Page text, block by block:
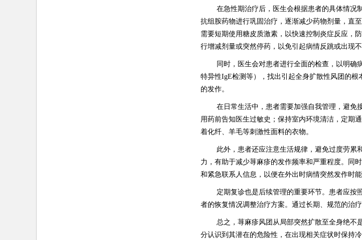
在急性期治疗后，医生会根据患者的具体情况
抗组胺药物进行巩固治疗，逐渐减少药物剂量，直
需要短期使用糖皮质激素，以快速控制炎症反应，
行增减剂量或突然停药，以免引起病情反跳或出现不
同时，医生会对患者进行全面的检查，以明
特异性IgE检测等），找出引起全身扩散性风团的
的发作。
在日常生活中，患者需要加强自我管理，避免
用药前告知医生过敏史；保持室内环境清洁，定期
着化纤、羊毛等刺激性面料的衣物。
此外，患者还应注意生活规律，避免过度劳累
力，有助于减少荨麻疹的发作频率和严重程度。同
和紧急联系人信息，以便在外出时病情突然发作时
定期复诊也是后续管理的重要环节。患者应按
者的恢复情况调整治疗方案。通过长期、规范的治
总之，荨麻疹风团从局部突然扩散至全身绝不
分认识到其潜在的危险性，在出现相关症状时保持